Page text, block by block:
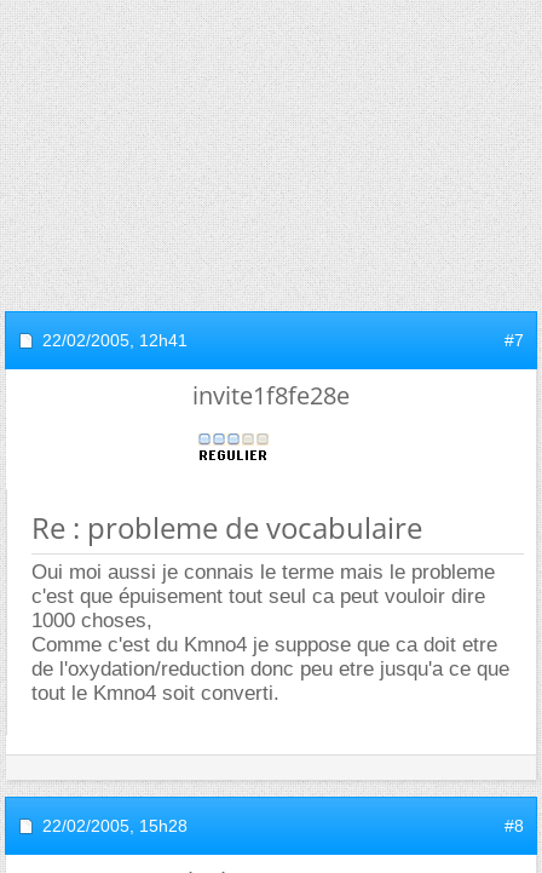
22/02/2005, 12h41 #7
invite1f8fe28e
Re : probleme de vocabulaire
Oui moi aussi je connais le terme mais le probleme
c'est que épuisement tout seul ca peut vouloir dire
1000 choses,
Comme c'est du Kmno4 je suppose que ca doit etre
de l'oxydation/reduction donc peu etre jusqu'a ce que
tout le Kmno4 soit converti.
22/02/2005, 15h28 #8